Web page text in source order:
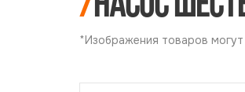
*Изображения товаров